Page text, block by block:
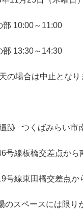
10:00～11:00
13:30～14:30
合は中止となり
跡 つくばみらい市
板橋交差点から
東田橋交差点か
ペースには限りが